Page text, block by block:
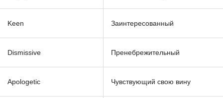
Keen Заинтересованный
Dismissive Пренебрежительный
Apologetic Чувствующий свою вину